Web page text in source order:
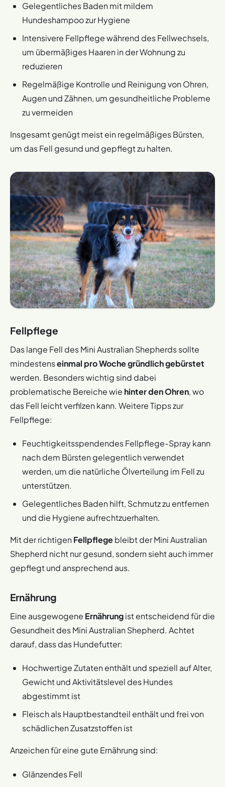
Gelegentliches Baden mit mildem
Hundeshampoo zur Hygiene
Intensivere Fellpflege während des Fellwechsels,
um übermäßiges Haaren in der Wohnung zu
reduzieren
Regelmäßige Kontrolle und Reinigung von Ohren,
Augen und Zähnen, um gesundheitliche Probleme
zu vermeiden
Insgesamt genügt meist ein regelmäßiges Bürsten,
um das Fell gesund und gepflegt zu halten.
Fellpflege
Das lange Fell des Mini Australian Shepherds sollte
mindestenseinmal pro Woche gründlich gebürstet
werden. Besonders wichtig sind dabei
problematische Bereiche wie hinter den Ohren, wo
das Fell leicht verfilzen kann. Weitere Tipps zur
Fellpflege:
Feuchtigkeitsspendendes Fellpflege-Spray kann
nach dem Bürsten gelegentlich verwendet
werden, um die natürliche Ölverteilung im Fell zu
unterstützen.
Gelegentliches Baden hilft, Schmutz zu entfernen
und die Hygiene aufrechtzuerhalten.
Mit der richtigenFellpflegebleibt der Mini Australian
Shepherd nicht nur gesund, sondern sieht auch immer
gepflegt und ansprechend aus.
Ernährung
Eine ausgewogene Ernährungist entscheidend für die
Gesundheit des Mini Australian Shepherd. Achtet
darauf, dass das Hundefutter:
Hochwertige Zutaten enthält und speziell auf Alter,
Gewicht und Aktivitätslevel des Hundes
abgestimmt ist
Fleisch als Hauptbestandteil enthält und frei von
schädlichen Zusatzstoffen ist
Anzeichen für eine gute Ernährung sind:
Glänzendes Fell